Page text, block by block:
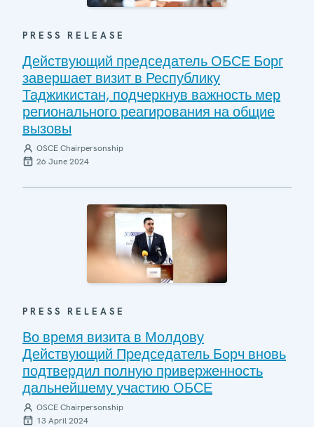
PRESS RELEASE
Действующий председатель ОБСЕ Борг
завершает визит в Республику
Таджикистан, подчеркнув важность мер
регионального реагирования на общие
вызовы
OSCE Chairpersonship
26 June 2024
PRESS RELEASE
Во время визита в Молдову
Действующий Председатель Борч вновь
подтвердил полную приверженность
дальнейшему участию ОБСЕ
OSCE Chairpersonship
13 April 2024